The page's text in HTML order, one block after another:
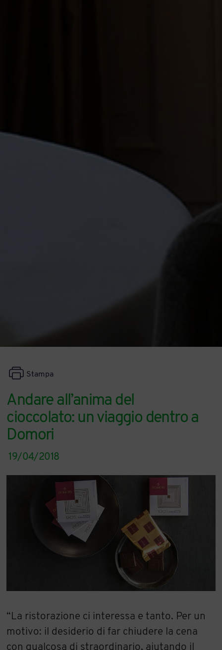
Andare all’anima del
cioccolato: un viaggio dentro a
Domori
Stampa
19/04/2018
“La ristorazione ci interessa e tanto. Per un
motivo: il desiderio di far chiudere la cena
con qualcosa di straordinario, aiutando il